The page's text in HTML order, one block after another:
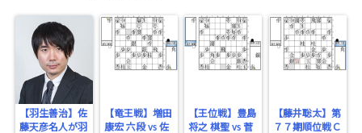
【羽生善治】佐
藤天彦名人が羽
【竜王戦】増田
康宏 六段 vs 佐
【王位戦】豊島
将之 棋聖 vs 菅
【藤井聡太】第
７７期順位戦Ｃ